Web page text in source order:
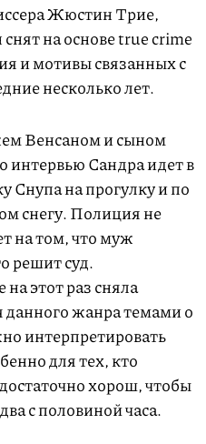
Жюстин Трие,
на основе true crime
и мотивы связанных с
несколько лет.
Венсаном и сыном
интервью Сандра идет в
Снупа на прогулку и по
снегу. Полиция не
на том, что муж
решит суд.
этот раз сняла
жанра темами о
интерпретировать
для тех, кто
хорош, чтобы
с половиной часа.